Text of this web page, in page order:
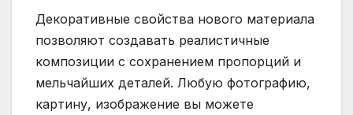
Декоративные свойства нового материала
позволяют создавать реалистичные
композиции с сохранением пропорций и
мельчайших деталей. Любую фотографию,
картину, изображение вы можете